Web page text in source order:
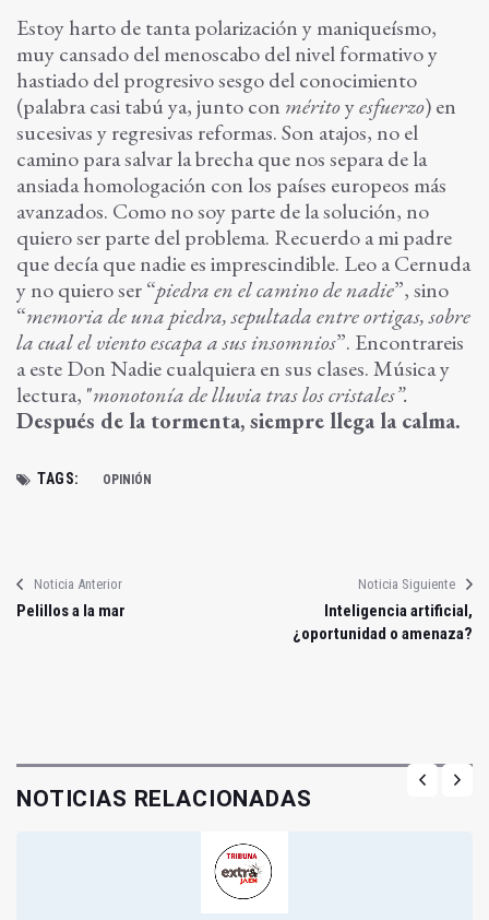
Estoy harto de tanta polarización y maniqueísmo,
muy cansado del menoscabo del nivel formativo y
hastiado del progresivo sesgo del conocimiento
(palabra casi tabú ya, junto con méritoyesfuerzo) en
sucesivas y regresivas reformas. Son atajos, no el
camino para salvar la brecha que nos separa de la
ansiada homologación con los países europeos más
avanzados. Como no soy parte de la solución, no
quiero ser parte del problema. Recuerdo a mi padre
que decía que nadie es imprescindible. Leo a Cernuda
y no quiero ser “piedra en el camino de nadie”, sino
“memoria de una piedra, sepultada entre ortigas, sobre
la cual el viento escapa a sus insomnios”. Encontrareis
a este Don Nadie cualquiera en sus clases. Música y
lectura, "monotonía de lluvia tras los cristales”.
Después de la tormenta, siempre llega la calma.
TAGS: OPINIÓN
Noticia Anterior
Pelillos a la mar
Noticia Siguiente
Inteligencia artificial,
¿oportunidad o amenaza?
NOTICIAS RELACIONADAS